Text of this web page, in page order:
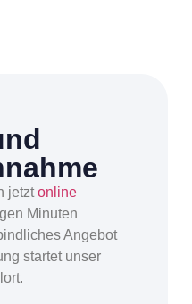
jetztonline
Minuten
Angebot
startet unser